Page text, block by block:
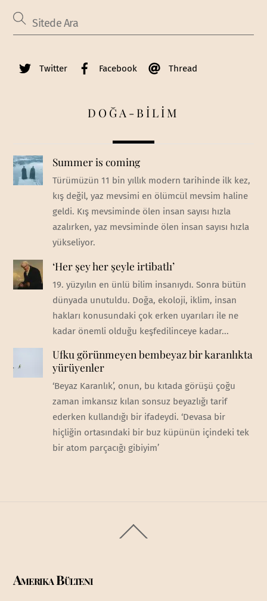
Twitter Facebook Thread
DOĞA-BİLİM
Summer is coming
Türümüzün 11 bin yıllık modern tarihinde ilk kez,
kış değil, yaz mevsimi en ölümcül mevsim haline
geldi. Kış mevsiminde ölen insan sayısı hızla
azalırken, yaz mevsiminde ölen insan sayısı hızla
yükseliyor.
‘Her şey her şeyle irtibatlı’
19. yüzyılın en ünlü bilim insanıydı. Sonra bütün
dünyada unutuldu. Doğa, ekoloji, iklim, insan
hakları konusundaki çok erken uyarıları ile ne
kadar önemli olduğu keşfedilinceye kadar...
Ufku görünmeyen bembeyaz bir karanlıkta
yürüyenler
‘Beyaz Karanlık’, onun, bu kıtada görüşü çoğu
zaman imkansız kılan sonsuz beyazlığı tarif
ederken kullandığı bir ifadeydi. ‘Devasa bir
hiçliğin ortasındaki bir buz küpünün içindeki tek
bir atom parçacığı gibiyim’
To
Amerika Bülteni